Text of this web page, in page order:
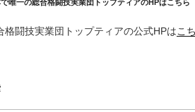
で唯一の総合格闘技実業団トップティアのHPはこちら
格闘技実業団トップティアの公式HPはこ